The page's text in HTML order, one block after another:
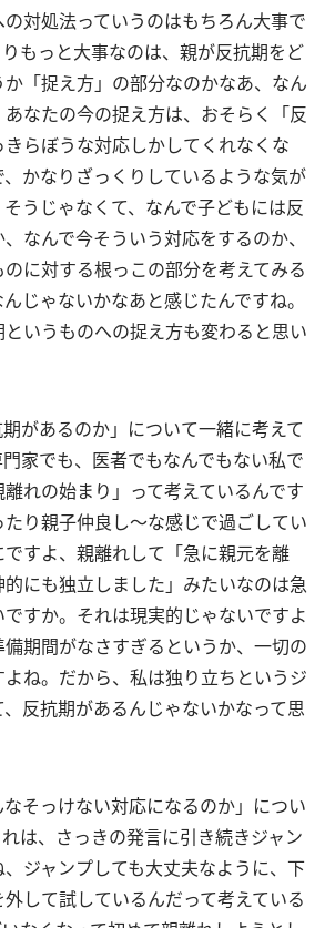
対処法っていうのはもちろん大事で
もっと大事なのは、親が反抗期をど
「捉え方」の部分なのかなあ、なん
なたの今の捉え方は、おそらく「反
らぼうな対応しかしてくれなくな
かなりざっくりしているような気が
うじゃなくて、なんで子どもには反
なんで今そういう対応をするのか、
に対する根っこの部分を考えてみる
じゃないかなあと感じたんですね。
いうものへの捉え方も変わると思い
があるのか」について一緒に考えて
家でも、医者でもなんでもない私で
れの始まり」って考えているんです
り親子仲良し〜な感じで過ごしてい
すよ、親離れして「急に親元を離
にも独立しました」みたいなのは急
すか。それは現実的じゃないですよ
期間がなさすぎるというか、一切の
ね。だから、私は独り立ちというジ
反抗期があるんじゃないかなって思
そっけない対応になるのか」につい
は、さっきの発言に引き続きジャン
ジャンプしても大丈夫なように、下
して試しているんだって考えている